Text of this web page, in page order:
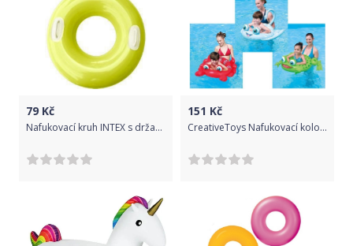
79 Kč
Nafukovací kruh INTEX s držadlem 76 cm - žlutý
151 Kč
CreativeToys Nafukovací kolo - zvířátka